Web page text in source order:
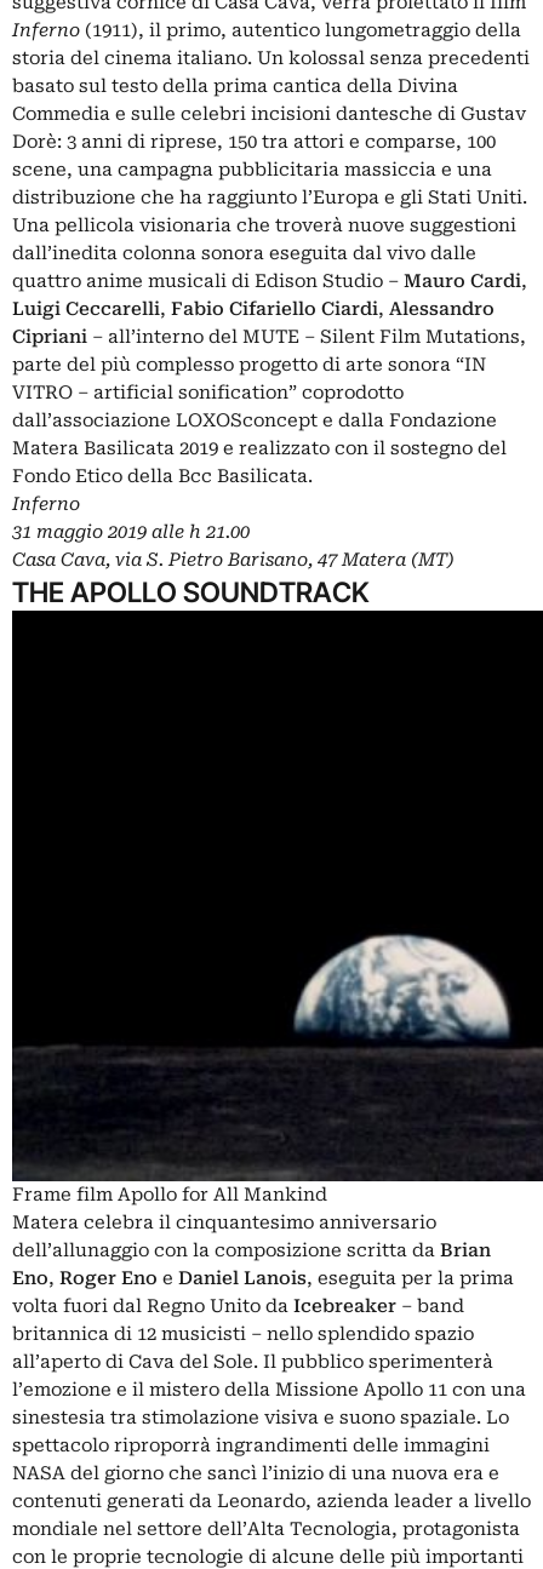
Inferno (1911), il primo, autentico lungometraggio della
storia del cinema italiano. Un kolossal senza precedenti
basato sul testo della prima cantica della Divina
Commedia e sulle celebri incisioni dantesche di Gustav
Dorè: 3 anni di riprese, 150 tra attori e comparse, 100
scene, una campagna pubblicitaria massiccia e una
distribuzione che ha raggiunto l’Europa e gli Stati Uniti.
Una pellicola visionaria che troverà nuove suggestioni
dall’inedita colonna sonora eseguita dal vivo dalle
quattro anime musicali di Edison Studio – Mauro Cardi,
Luigi Ceccarelli, Fabio Cifariello Ciardi, Alessandro
Cipriani – all’interno del MUTE – Silent Film Mutations,
parte del più complesso progetto di arte sonora “IN
VITRO – artificial sonification” coprodotto
dall’associazione LOXOSconcept e dalla Fondazione
Matera Basilicata 2019 e realizzato con il sostegno del
Fondo Etico della Bcc Basilicata.
Inferno
31 maggio 2019 alle h 21.00
Casa Cava, via S. Pietro Barisano, 47 Matera (MT)
THE APOLLO SOUNDTRACK
Frame film Apollo for All Mankind
Matera celebra il cinquantesimo anniversario
dell’allunaggio con la composizione scritta da Brian
Eno, Roger Eno e Daniel Lanois, eseguita per la prima
volta fuori dal Regno Unito da Icebreaker – band
britannica di 12 musicisti – nello splendido spazio
all’aperto di Cava del Sole. Il pubblico sperimenterà
l’emozione e il mistero della Missione Apollo 11 con una
sinestesia tra stimolazione visiva e suono spaziale. Lo
spettacolo riproporrà ingrandimenti delle immagini
NASA del giorno che sancì l’inizio di una nuova era e
contenuti generati da Leonardo, azienda leader a livello
mondiale nel settore dell’Alta Tecnologia, protagonista
con le proprie tecnologie di alcune delle più importanti